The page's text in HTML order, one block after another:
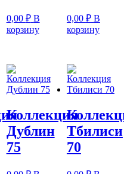
0,00 ₽ В
корзину
0,00 ₽ В
корзину
Коллекция
Дублин
75
Тбилиси
70